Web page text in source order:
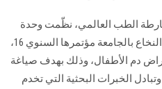
الطب العالمي، نظّمت وحدة
أمراض الدم وأورام الأطفال وزرع النخاع بالجامعة مؤتمرها السنوي 16،
27 لجمعية أمراض دم الأطفال، وذلك بهدف صياغة
الخبرات البحثية التي تخدم